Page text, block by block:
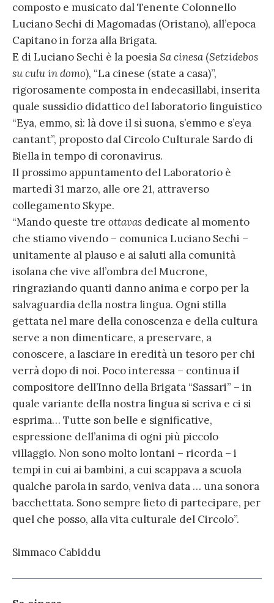
composto e musicato dal Tenente Colonnello
Luciano Sechi di Magomadas (Oristano), all’epoca
Capitano in forza alla Brigata.
E di Luciano Sechi è la poesiaSa cinesa (Setzidebos
su culu in domo), “La cinese (state a casa)”,
rigorosamente composta in endecasillabi, inserita
quale sussidio didattico del laboratorio linguistico
“Eya, emmo, sì: là dove il sì suona, s’emmo e s’eya
cantant”, proposto dal Circolo Culturale Sardo di
Biella in tempo di coronavirus.
Il prossimo appuntamento del Laboratorio è
martedì 31 marzo, alle ore 21, attraverso
collegamento Skype.
“Mando queste tre ottavas dedicate al momento
che stiamo vivendo – comunica Luciano Sechi –
unitamente al plauso e ai saluti alla comunità
isolana che vive all’ombra del Mucrone,
ringraziando quanti danno anima e corpo per la
salvaguardia della nostra lingua. Ogni stilla
gettata nel mare della conoscenza e della cultura
serve a non dimenticare, a preservare, a
conoscere, a lasciare in eredità un tesoro per chi
verrà dopo di noi. Poco interessa – continua il
compositore dell’Inno della Brigata “Sassari” – in
quale variante della nostra lingua si scriva e ci si
esprima… Tutte son belle e significative,
espressione dell’anima di ogni più piccolo
villaggio. Non sono molto lontani – ricorda – i
tempi in cui ai bambini, a cui scappava a scuola
qualche parola in sardo, veniva data … una sonora
bacchettata. Sono sempre lieto di partecipare, per
quel che posso, alla vita culturale del Circolo”.
Simmaco Cabiddu